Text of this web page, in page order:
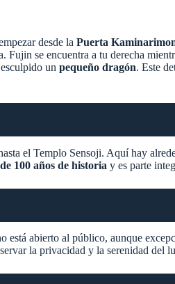
desde la Puerta
se encuentra a tu derecha
un pequeño dragón. Este
el Templo Sensoji. Aquí hay
100 años de historia y es parte
está abierto al público, aunque
la privacidad y la serenidad del